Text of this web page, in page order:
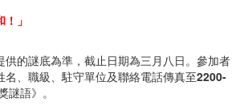
」
供的謎底為準，截止日期為三月八日。參加者
名、職級、駐守單位及聯絡電話傳真至2200-
謎語》。